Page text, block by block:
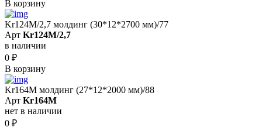
В корзину
Kr124M/2,7 молдинг (30*12*2700 мм)/77
Арт Kr124M/2,7
в наличии
0 ₽
В корзину
Kr164M молдинг (27*12*2000 мм)/88
Арт Kr164M
нет в наличии
0 ₽